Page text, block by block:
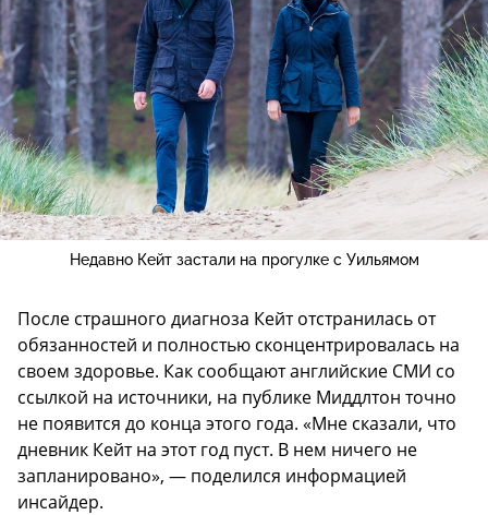
Недавно Кейт застали на прогулке с Уильямом
После страшного диагноза Кейт отстранилась от
обязанностей и полностью сконцентрировалась на
своем здоровье. Как сообщают английские СМИ со
ссылкой на источники, на публике Миддлтон точно
не появится до конца этого года. «Мне сказали, что
дневник Кейт на этот год пуст. В нем ничего не
запланировано», — поделился информацией
инсайдер.